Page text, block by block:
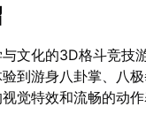
文化的3D格斗竞技
到游身八卦掌、八
觉特效和流畅的动作